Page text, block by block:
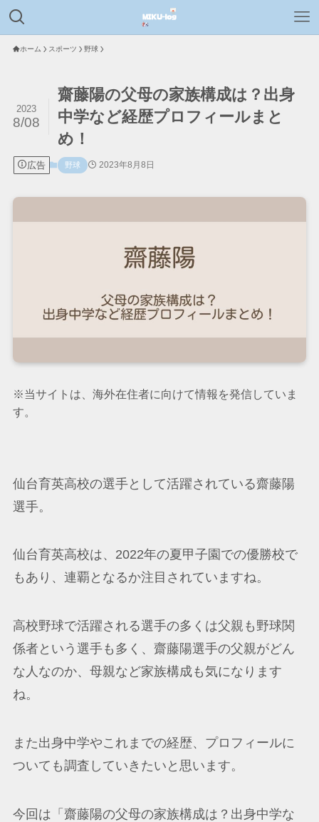
ホーム スポーツ 野球
齋藤陽の父母の家族構成は？出身
中学など経歴プロフィールまと
め！
2023
8/08
広告 野球 2023年8月8日
※当サイトは、海外在住者に向けて情報を発信していま
す。
仙台育英高校の選手として活躍されている齋藤陽
選手。
仙台育英高校は、2022年の夏甲子園での優勝校で
もあり、連覇となるか注目されていますね。
高校野球で活躍される選手の多くは父親も野球関
係者という選手も多く、齋藤陽選手の父親がどん
な人なのか、母親など家族構成も気になります
ね。
また出身中学やこれまでの経歴、プロフィールに
ついても調査していきたいと思います。
今回は「齋藤陽の父母の家族構成は？出身中学な